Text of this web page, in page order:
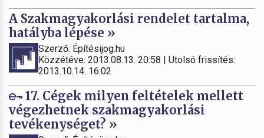
A Szakmagyakorlási rendelet tartalma,
hatályba lépése »
Szerző: Építésijog.hu
Közzétéve: 2013.08.13. 20:58 | Utolsó frissítés:
2013.10.14. 16:02
17. Cégek milyen feltételek mellett
végezhetnek szakmagyakorlási
tevékenységet? »